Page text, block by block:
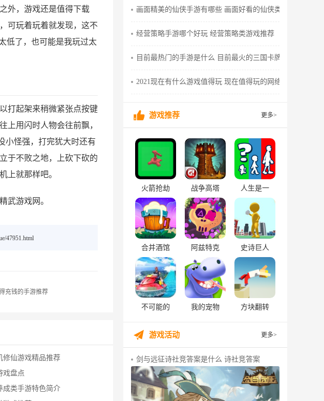
外，游戏还是值得下载
可玩着玩着就发现，这不
低了，也可能是我玩过太
打起架来稍微紧张点按键
上用闪时人物会往前飘，
小怪强，打完犹大时还有
于不败之地，上砍下砍的
上就那样吧。
武游戏网。
47951.html
充钱的手游推荐
修仙游戏精品推荐
戏盘点
成类手游特色简介
画面精美的仙侠手游有哪些 画面好看的仙侠类手游推荐
经营策略手游哪个好玩 经营策略类游戏推荐
目前最热门的手游是什么 目前最火的三国卡牌类手游分享
2021现在有什么游戏值得玩 现在值得玩的网络游戏推荐
游戏推荐 更多>
火箭抢劫 战争高塔 人生是一
合并酒馆 阿兹特克 史诗巨人
不可能的 我的宠物 方块翻转
游戏活动 更多>
剑与远征诗社竞答案是什么 诗社竞答案